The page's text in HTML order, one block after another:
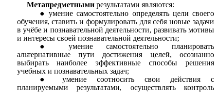
Метапредметнымирезультатами являются:
умение самостоятельно определять цели своего
обучения, ставить и формулировать для себя новые задачи
в учёбе и познавательной деятельности, развивать мотивы
и интересы своей познавательной деятельности;
умение самостоятельно планировать
альтернативные пути достижения целей, осознанно
выбирать наиболее эффективные способы решения
учебных и познавательных задач;
умение соотносить свои действия с
планируемыми результатами, осуществлять контроль